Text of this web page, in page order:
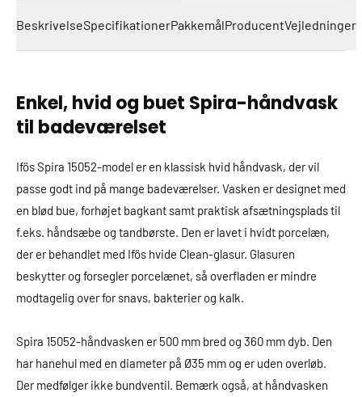
BeskrivelseSpecifikationerPakkemålProducentVejledninger
Enkel, hvid og buet Spira-håndvask
til badeværelset
Ifös Spira 15052-model er en klassisk hvid håndvask, der vil
passe godt ind på mange badeværelser. Vasken er designet med
en blød bue, forhøjet bagkant samt praktisk afsætningsplads til
f.eks. håndsæbe og tandbørste. Den er lavet i hvidt porcelæn,
der er behandlet med Ifös hvide Clean-glasur. Glasuren
beskytter og forsegler porcelænet, så overfladen er mindre
modtagelig over for snavs, bakterier og kalk.
Spira 15052-håndvasken er 500 mm bred og 360 mm dyb. Den
har hanehul med en diameter på Ø35 mm og er uden overløb.
Der medfølger ikke bundventil. Bemærk også, at håndvasken